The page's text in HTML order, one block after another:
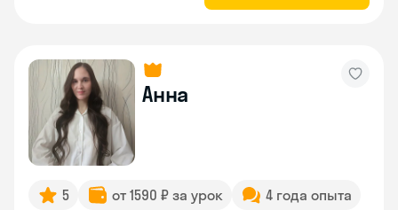
Анна
5 от 1590 ₽ за урок 4 года опыта